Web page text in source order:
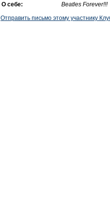
О себе:
Beatles Forever!!!
Отправить письмо этому участнику